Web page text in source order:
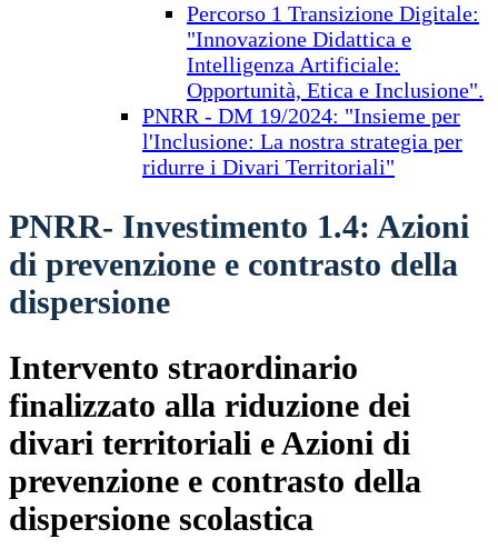
Percorso 1 Transizione Digitale:
"Innovazione Didattica e
Intelligenza Artificiale:
Opportunità, Etica e Inclusione".
PNRR - DM 19/2024: "Insieme per
l'Inclusione: La nostra strategia per
ridurre i Divari Territoriali"
PNRR- Investimento 1.4: Azioni
di prevenzione e contrasto della
dispersione
Intervento straordinario
finalizzato alla riduzione dei
divari territoriali e Azioni di
prevenzione e contrasto della
dispersione scolastica